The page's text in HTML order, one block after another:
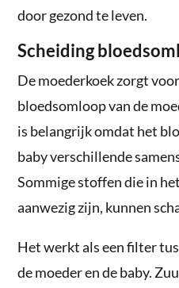
door gezond te leven.
Scheiding
De moederkoek zorgt
bloedsomloop van de
is belangrijk omdat het
baby verschillende
Sommige stoffen die in
aanwezig zijn, kunnen
Het werkt als een filter
de moeder en de baby.